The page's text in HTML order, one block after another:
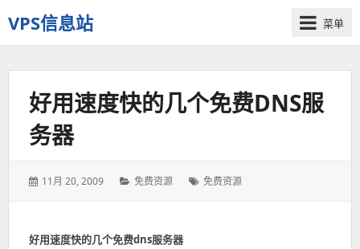
VPS信息站
一
个
菜单
好用速度快的几个免费DNS服
务器
发
11月 20, 2009
分
免费资源
标
免费资源
好用速度快的几个免费dns服务器